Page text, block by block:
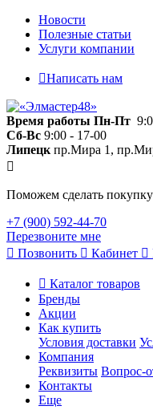
Новости
Полезные статьи
Услуги компании
Написать нам
Время работы Пн-Пт
Сб-Вс 9:00 - 17-00
Липецк пр.Мира 1,
Поможем сделать покупку
+7 (900) 592-44-70
Перезвоните мне
Позвонить
Кабинет
Каталог товаров
Бренды
Акции
Как купить
Условия доставки
Компания
Реквизиты Вопрос-
Контакты
Еще